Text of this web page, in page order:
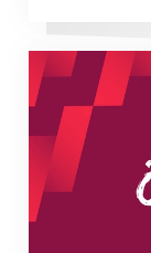
Neue